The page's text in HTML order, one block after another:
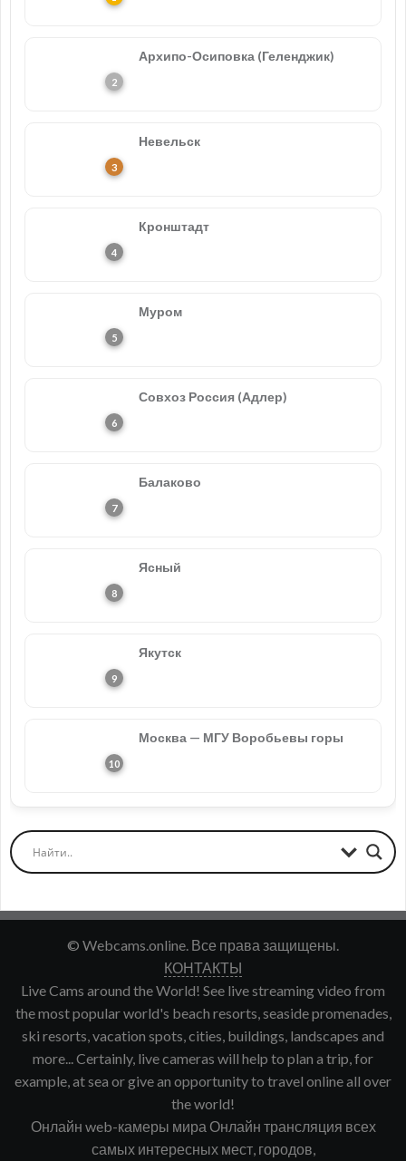
Архипо-Осиповка (Геленджик)
Невельск
Кронштадт
Муром
Совхоз Россия (Адлер)
Балаково
Ясный
Якутск
Москва — МГУ Воробьевы горы
© Webcams.online. Все права защищены.
КОНТАКТЫ
Live Cams around the World! See live streaming video from
the most popular world's beach resorts, seaside promenades,
ski resorts, vacation spots, cities, buildings, landscapes and
more... Certainly, live cameras will help to plan a trip, for
example, at sea or give an opportunity to travel online all over
the world!
Онлайн web-камеры мира Онлайн трансляция всех
самых интересных мест, городов,